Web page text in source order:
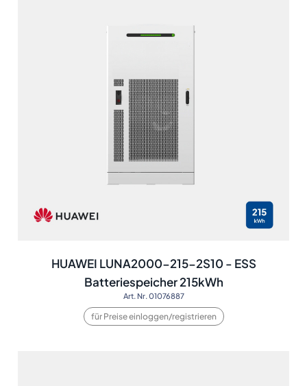
HUAWEI LUNA2000-215-2S10 - ESS
Batteriespeicher 215kWh
Art. Nr. 01076887
für Preise einloggen/registrieren